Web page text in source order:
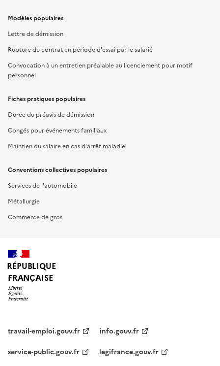
Modèles populaires
Lettre de démission
Rupture du contrat en période d'essai par le salarié
Convocation à un entretien préalable au licenciement pour motif
personnel
Fiches pratiques populaires
Durée du préavis de démission
Congés pour événements familiaux
Maintien du salaire en cas d'arrêt maladie
Conventions collectives populaires
Services de l'automobile
Métallurgie
Commerce de gros
RÉPUBLIQUE
FRANÇAISE
travail-emploi.gouv.fr
info.gouv.fr
service-public.gouv.fr
legifrance.gouv.fr